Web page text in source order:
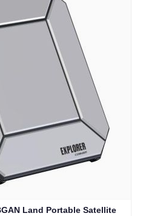
Land Portable Satellite